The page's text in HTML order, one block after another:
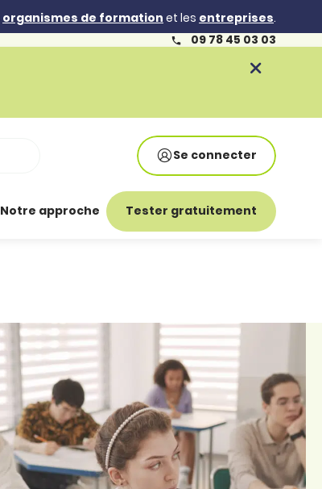
organismes de formation et les entreprises.
09 78 45 03 03
Se connecter
Notre approche Tester gratuitement